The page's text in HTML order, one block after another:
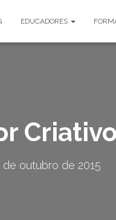
EDUCADORES
de outubro de 2015